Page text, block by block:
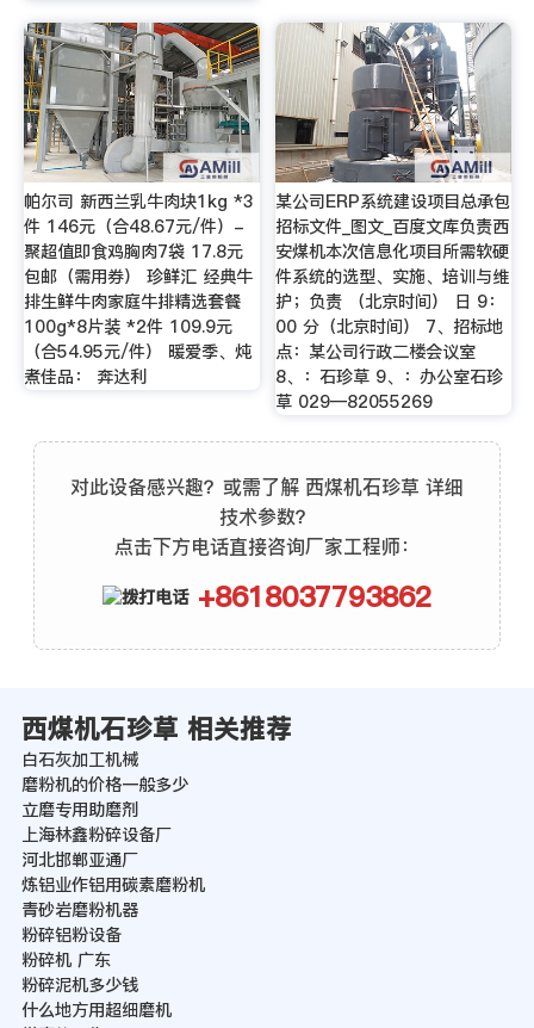
帕尔司 新西兰乳牛肉块1kg *3
件 146元（合48.67元/件）-
聚超值即食鸡胸肉7袋 17.8元
包邮（需用券） 珍鲜汇 经典牛
排生鲜牛肉家庭牛排精选套餐
100g*8片装 *2件 109.9元
（合54.95元/件） 暖爱季、炖
煮佳品： 奔达利
某公司ERP系统建设项目总承包
招标文件_图文_百度文库负责西
安煤机本次信息化项目所需软硬
件系统的选型、实施、培训与维
护；负责 （北京时间） 日 9：
00 分（北京时间） 7、招标地
点：某公司行政二楼会议室
8、：石珍草 9、：办公室石珍
草 029—82055269
对此设备感兴趣？或需了解 西煤机石珍草 详细
技术参数？
点击下方电话直接咨询厂家工程师：
+8618037793862
西煤机石珍草 相关推荐
白石灰加工机械
磨粉机的价格一般多少
立磨专用助磨剂
上海林鑫粉碎设备厂
河北邯郸亚通厂
炼铝业作铝用碳素磨粉机
青砂岩磨粉机器
粉碎铝粉设备
粉碎机 广东
粉碎泥机多少钱
什么地方用超细磨机